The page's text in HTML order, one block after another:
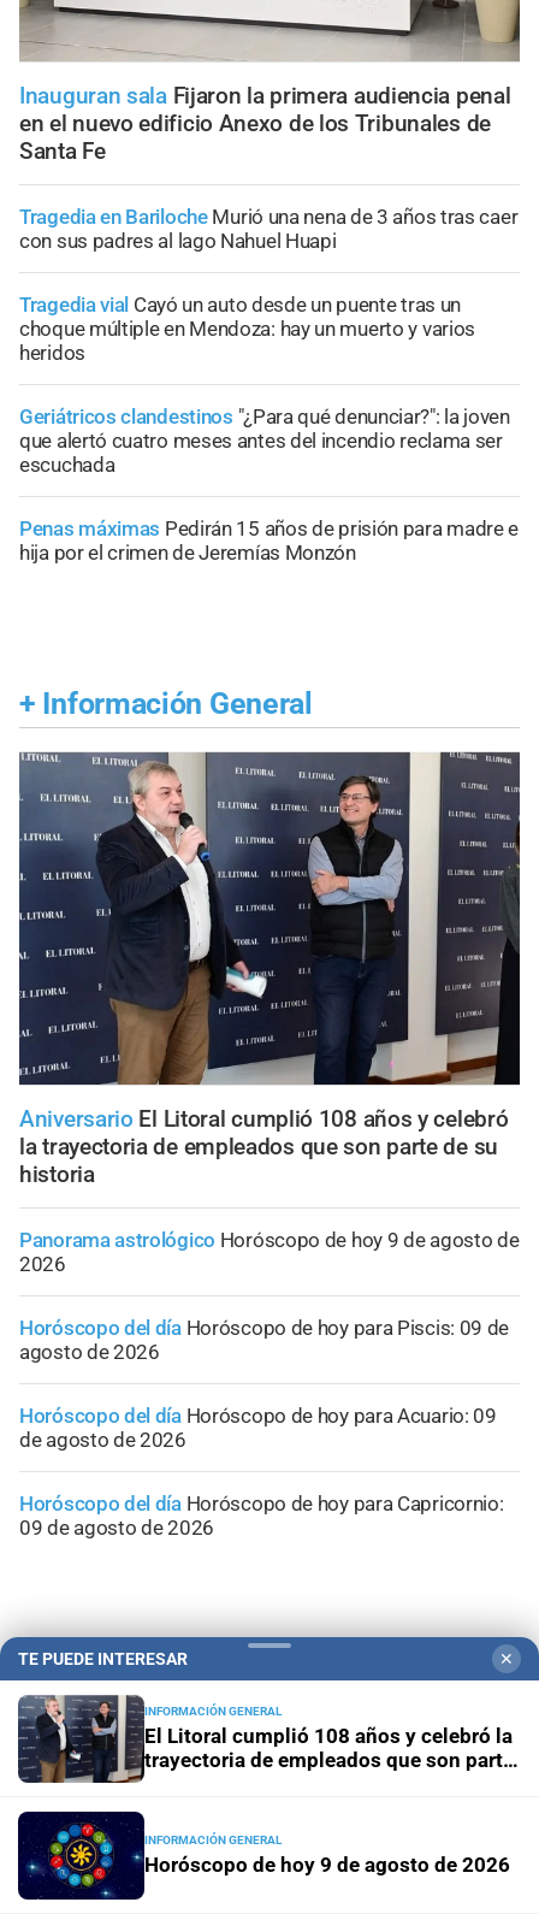
Inauguran sala Fijaron la primera audiencia penal
en el nuevo edificio Anexo de los Tribunales de
Santa Fe
Tragedia en Bariloche Murió una nena de 3 años tras caer
con sus padres al lago Nahuel Huapi
Tragedia vial Cayó un auto desde un puente tras un
choque múltiple en Mendoza: hay un muerto y varios
heridos
Geriátricos clandestinos "¿Para qué denunciar?": la joven
que alertó cuatro meses antes del incendio reclama ser
escuchada
Penas máximas Pedirán 15 años de prisión para madre e
hija por el crimen de Jeremías Monzón
+ Información General
Aniversario El Litoral cumplió 108 años y celebró
la trayectoria de empleados que son parte de su
historia
Panorama astrológico Horóscopo de hoy 9 de agosto de
2026
Horóscopo del día Horóscopo de hoy para Piscis: 09 de
agosto de 2026
Horóscopo del día Horóscopo de hoy para Acuario: 09
de agosto de 2026
Horóscopo del día Horóscopo de hoy para Capricornio:
09 de agosto de 2026
Campolitoral Revista Nosotros Clasificados CYD Litoral
TE PUEDE INTERESAR ✕
INFORMACIÓN GENERAL
El Litoral cumplió 108 años y celebró la
trayectoria de empleados que son parte
INFORMACIÓN GENERAL
Horóscopo de hoy 9 de agosto de 2026